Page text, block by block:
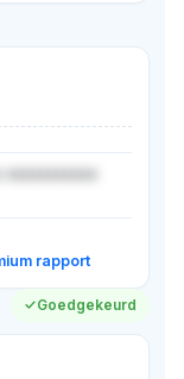
rapport
Goedgekeurd